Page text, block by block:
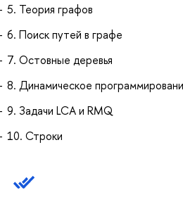
5. Теория графов
6. Поиск путей в графе
7. Остовные деревья
8. Динамическое
9. Задачи LCA и RMQ
10. Строки